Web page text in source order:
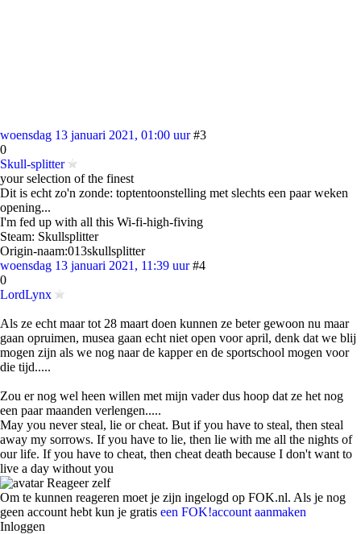
woensdag 13 januari 2021, 01:00 uur #3
0
Skull-splitter
your selection of the finest
Dit is echt zo'n zonde: toptentoonstelling met slechts een paar weken
opening...
I'm fed up with all this Wi-fi-high-fiving
Steam: Skullsplitter
Origin-naam:013skullsplitter
woensdag 13 januari 2021, 11:39 uur #4
0
LordLynx
Als ze echt maar tot 28 maart doen kunnen ze beter gewoon nu maar
gaan opruimen, musea gaan echt niet open voor april, denk dat we blij
mogen zijn als we nog naar de kapper en de sportschool mogen voor
die tijd.....
Zou er nog wel heen willen met mijn vader dus hoop dat ze het nog
een paar maanden verlengen.....
May you never steal, lie or cheat. But if you have to steal, then steal
away my sorrows. If you have to lie, then lie with me all the nights of
our life. If you have to cheat, then cheat death because I don't want to
live a day without you
Reageer zelf
Om te kunnen reageren moet je zijn ingelogd op FOK.nl. Als je nog
geen account hebt kun je gratis een FOK!account aanmaken
Inloggen